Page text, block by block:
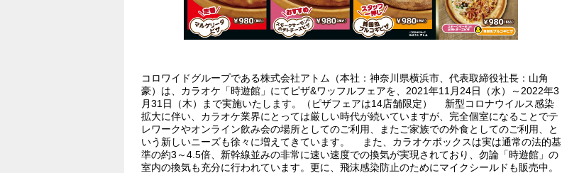
コロワイドグループである株式会社アトム（本社：神奈川県横浜市、代表取締役社長：山角
豪）は、カラオケ「時遊館」にてピザ&ワッフルフェアを、2021年11月24日（水）～2022年3
月31日（木）まで実施いたします。（ピザフェアは14店舗限定） 新型コロナウイルス感染
拡大に伴い、カラオケ業界にとっては厳しい時代が続いていますが、完全個室になることでテ
レワークやオンライン飲み会の場所としてのご利用、またご家族での外食としてのご利用、と
いう新しいニーズも徐々に増えてきています。 また、カラオケボックスは実は通常の法的基
準の約3～4.5倍、新幹線並みの非常に速い速度での換気が実現されており、勿論「時遊館」の
室内の換気も充分に行われています。更に、飛沫感染防止のためにマイクシールドも販売中。